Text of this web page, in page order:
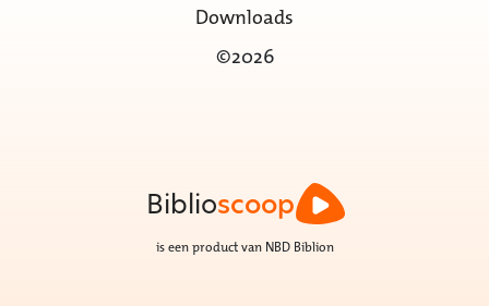
Downloads
©2026
Biblioscoop
is een product van NBD Biblion